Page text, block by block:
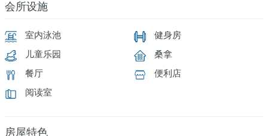
会所设施
室内泳池
健身房
儿童乐园
桑拿
餐厅
便利店
阅读室
房屋特色